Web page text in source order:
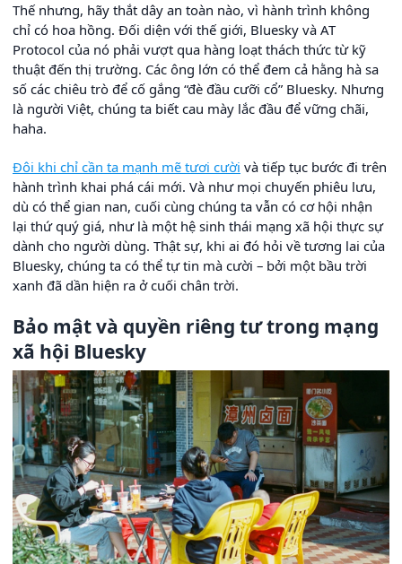
Thế nhưng, hãy thắt dây an toàn nào, vì hành trình không
chỉ có hoa hồng. Đối diện với thế giới, Bluesky và AT
Protocol của nó phải vượt qua hàng loạt thách thức từ kỹ
thuật đến thị trường. Các ông lớn có thể đem cả hằng hà sa
số các chiêu trò để cố gắng “đè đầu cưỡi cổ” Bluesky. Nhưng
là người Việt, chúng ta biết cau mày lắc đầu để vững chãi,
haha.
Đôi khi chỉ cần ta mạnh mẽ tươi cười và tiếp tục bước đi trên
hành trình khai phá cái mới. Và như mọi chuyến phiêu lưu,
dù có thể gian nan, cuối cùng chúng ta vẫn có cơ hội nhận
lại thứ quý giá, như là một hệ sinh thái mạng xã hội thực sự
dành cho người dùng. Thật sự, khi ai đó hỏi về tương lai của
Bluesky, chúng ta có thể tự tin mà cười – bởi một bầu trời
xanh đã dần hiện ra ở cuối chân trời.
Bảo mật và quyền riêng tư trong mạng
xã hội Bluesky